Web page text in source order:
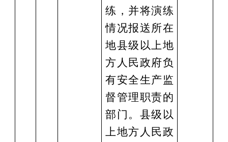
练，并将演练
情况报送所在
地县级以上地
方人民政府负
有安全生产监
督管理职责的
部门。县级以
上地方人民政